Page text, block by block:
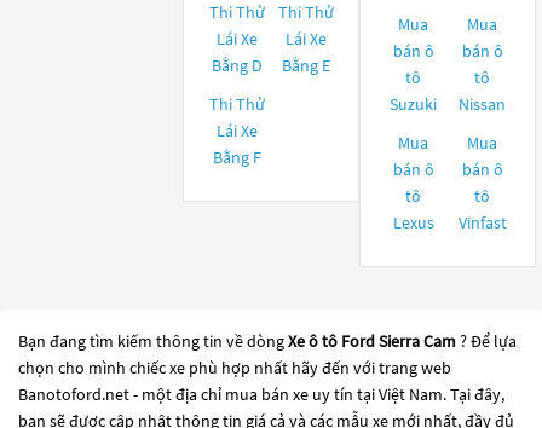
Thi Thử
Lái Xe
Bằng D
Thi Thử
Lái Xe
Bằng E
Thi Thử
Lái Xe
Bằng F
Mua
bán ô
tô
Suzuki
Mua
bán ô
tô
Nissan
Mua
bán ô
tô
Lexus
Mua
bán ô
tô
Vinfast
Bạn đang tìm kiếm thông tin về dòngXe ô tô Ford Sierra Cam? Để lựa
chọn cho mình chiếc xe phù hợp nhất hãy đến với trang web
Banotoford.net - một địa chỉ mua bán xe uy tín tại Việt Nam. Tại đây,
bạn sẽ được cập nhật thông tin giá cả và các mẫu xe mới nhất, đầy đủ